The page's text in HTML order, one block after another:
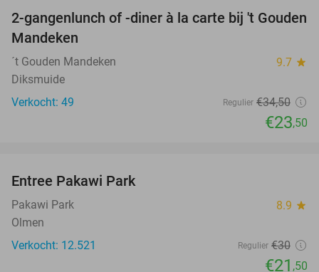
32%
2-gangenlunch of -diner à la carte bij 't Gouden
Mandeken
´t Gouden Mandeken 9.7 star
Diksmuide
Verkocht: 49
Regulier €34,50
€23,50
Entree Pakawi Park
Pakawi Park 8.9 star
Olmen
Verkocht: 12.521
Regulier €30
€21 ,50